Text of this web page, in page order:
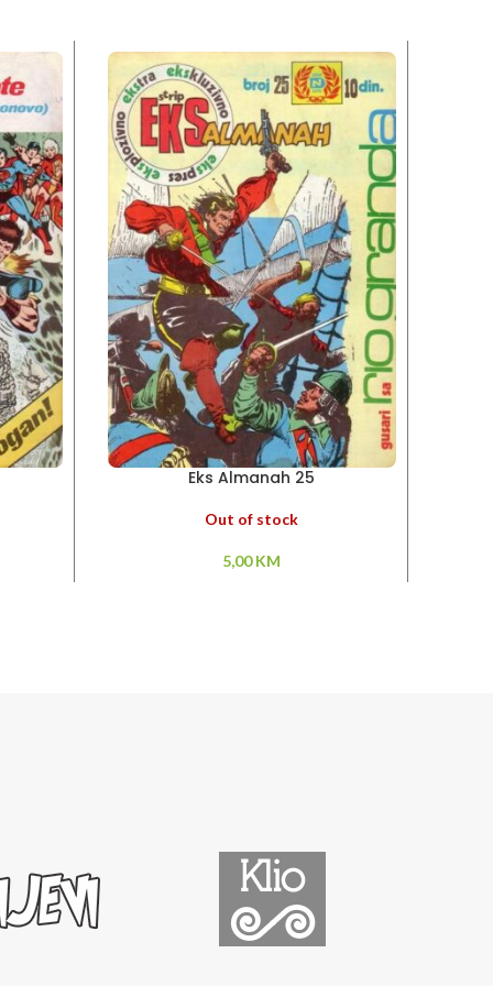
Eks Almanah 25
Out of stock
5,00KM